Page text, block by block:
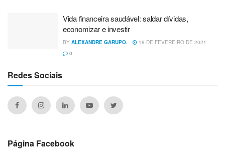
Vida financeira saudável: saldar dívidas,
economizar e investir
BY ALEXANDRE GARUPO.
18 DE FEVEREIRO DE 2021
0
Redes Sociais
Página Facebook